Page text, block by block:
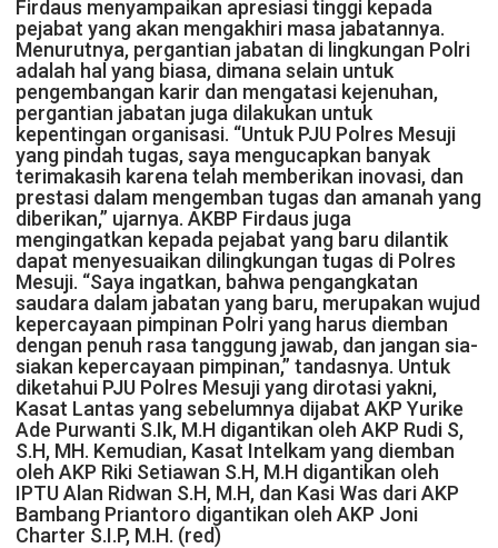
Firdaus menyampaikan apresiasi tinggi kepada
pejabat yang akan mengakhiri masa jabatannya.
Menurutnya, pergantian jabatan di lingkungan Polri
adalah hal yang biasa, dimana selain untuk
pengembangan karir dan mengatasi kejenuhan,
pergantian jabatan juga dilakukan untuk
kepentingan organisasi. “Untuk PJU Polres Mesuji
yang pindah tugas, saya mengucapkan banyak
terimakasih karena telah memberikan inovasi, dan
prestasi dalam mengemban tugas dan amanah yang
diberikan,” ujarnya. AKBP Firdaus juga
mengingatkan kepada pejabat yang baru dilantik
dapat menyesuaikan dilingkungan tugas di Polres
Mesuji. “Saya ingatkan, bahwa pengangkatan
saudara dalam jabatan yang baru, merupakan wujud
kepercayaan pimpinan Polri yang harus diemban
dengan penuh rasa tanggung jawab, dan jangan sia-
siakan kepercayaan pimpinan,” tandasnya. Untuk
diketahui PJU Polres Mesuji yang dirotasi yakni,
Kasat Lantas yang sebelumnya dijabat AKP Yurike
Ade Purwanti S.Ik, M.H digantikan oleh AKP Rudi S,
S.H, MH. Kemudian, Kasat Intelkam yang diemban
oleh AKP Riki Setiawan S.H, M.H digantikan oleh
IPTU Alan Ridwan S.H, M.H, dan Kasi Was dari AKP
Bambang Priantoro digantikan oleh AKP Joni
Charter S.I.P, M.H. (red)